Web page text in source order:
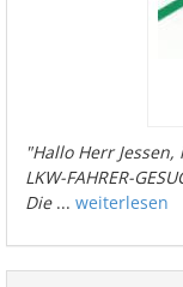
"Hallo Herr
LKW-FAHRER-
Die... weiterlesen